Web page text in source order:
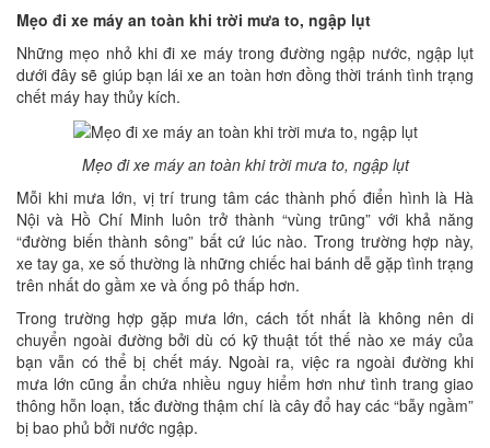
Mẹo đi xe máy an toàn khi trời mưa to, ngập lụt
Những mẹo nhỏ khi đi xe máy trong đường ngập nước, ngập lụt
dưới đây sẽ giúp bạn lái xe an toàn hơn đồng thời tránh tình trạng
chết máy hay thủy kích.
Mẹo đi xe máy an toàn khi trời mưa to, ngập lụt
Mỗi khi mưa lớn, vị trí trung tâm các thành phố điển hình là Hà
Nội và Hồ Chí Minh luôn trở thành “vùng trũng” với khả năng
“đường biến thành sông” bất cứ lúc nào. Trong trường hợp này,
xe tay ga, xe số thường là những chiếc hai bánh dễ gặp tình trạng
trên nhất do gầm xe và ống pô thấp hơn.
Trong trường hợp gặp mưa lớn, cách tốt nhất là không nên di
chuyển ngoài đường bởi dù có kỹ thuật tốt thế nào xe máy của
bạn vẫn có thể bị chết máy. Ngoài ra, việc ra ngoài đường khi
mưa lớn cũng ẩn chứa nhiều nguy hiểm hơn như tình trang giao
thông hỗn loạn, tắc đường thậm chí là cây đổ hay các “bẫy ngầm”
bị bao phủ bởi nước ngập.